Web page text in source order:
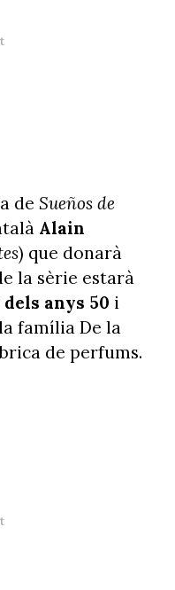
de Sueños de
Alain
) que donarà
la sèrie estarà
anys 50 i
família De la
de perfums.